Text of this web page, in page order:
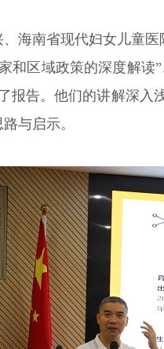
海南省现代妇女儿童
和区域政策的深度解读
报告。他们的讲解深
与启示。